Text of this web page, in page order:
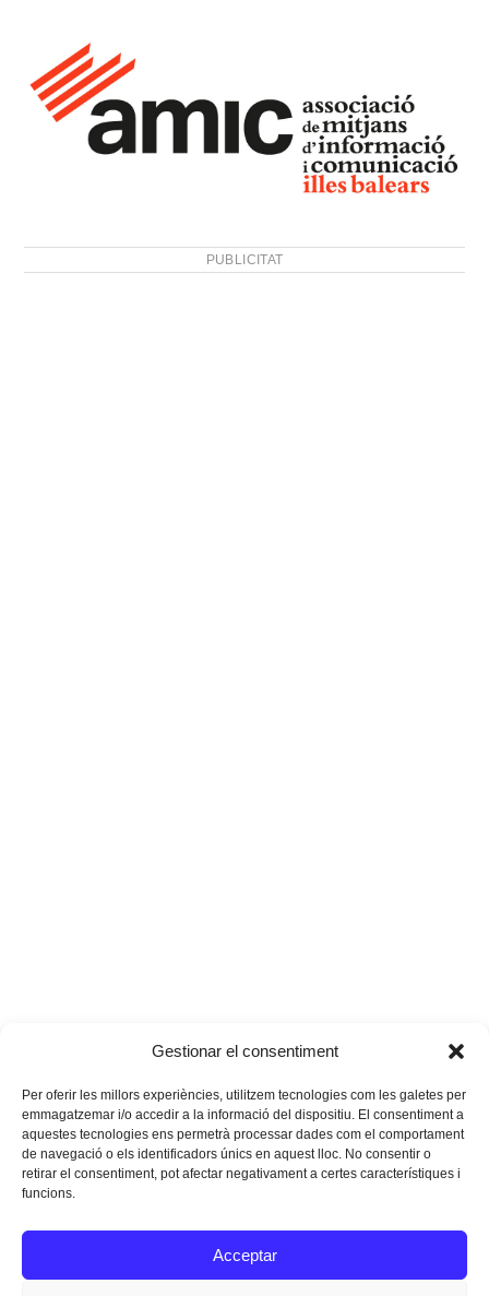
Gestionar el consentiment
Per oferir les millors experiències, utilitzem tecnologies com les galetes per
emmagatzemar i/o accedir a la informació del dispositiu. El consentiment a
aquestes tecnologies ens permetrà processar dades com el comportament
de navegació o els identificadors únics en aquest lloc. No consentir o
retirar el consentiment, pot afectar negativament a certes característiques i
funcions.
Acceptar
PUBLICITAT
Instagram
Facebook
Twitter
Texts Legals